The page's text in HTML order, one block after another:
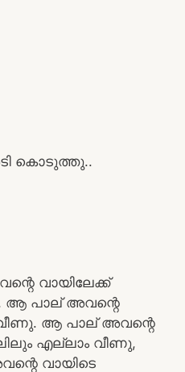
കൊടുത്തു..
വായിലേക്ക്
ആ പാല് അവന്റെ
വീണു. ആ പാല് അവന്റെ
എല്ലാം വീണു,
വായിടെ